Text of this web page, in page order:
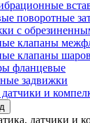
поворотные
с
клапаны
клапаны
фланцевые
задвижки
и
датчики и